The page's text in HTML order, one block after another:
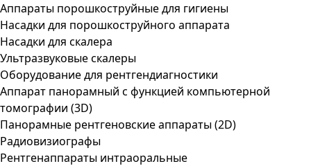
Аппараты порошкоструйные для гигиены
Насадки для порошкоструйного аппарата
Насадки для скалера
Ультразвуковые скалеры
Оборудование для рентгендиагностики
Аппарат панорамный с функцией компьютерной
томографии (3D)
Панорамные рентгеновские аппараты (2D)
Радиовизиографы
Рентгенаппараты интраоральные